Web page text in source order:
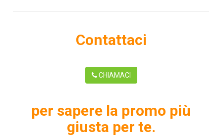
Contattaci
CHIAMACI
per sapere la promo più
giusta per te.